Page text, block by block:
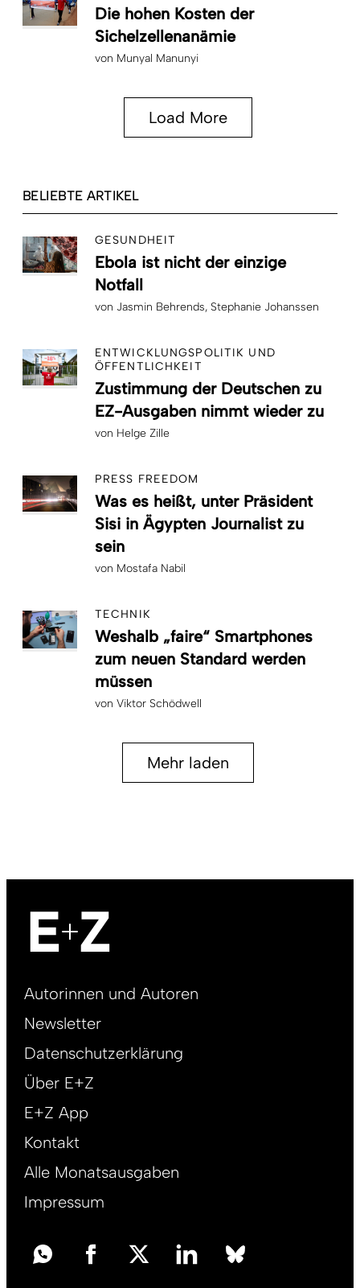
Die hohen Kosten der
Sichelzellenanämie
von Munyal Manunyi
Load More
BELIEBTE ARTIKEL
GESUNDHEIT
Ebola ist nicht der einzige
Notfall
von Jasmin Behrends Stephanie Johanssen
ENTWICKLUNGSPOLITIK UND
ÖFFENTLICHKEIT
Zustimmung der Deutschen zu
EZ-Ausgaben nimmt wieder zu
von Helge Zille
PRESS FREEDOM
Was es heißt, unter Präsident
Sisi in Ägypten Journalist zu
sein
von Mostafa Nabil
TECHNIK
Weshalb „faire“ Smartphones
zum neuen Standard werden
müssen
von Viktor Schödwell
Mehr laden
Footer
DE
Autorinnen und Autoren
Newsletter
Datenschutzerklärung
Über E+Z
E+Z App
Kontakt
Alle Monatsausgaben
Impressum